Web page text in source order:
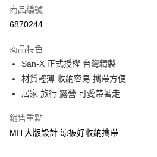
超商取貨付款
Apple Pay
街口支付
Google Pay
商品編號
6870244
商品特色
San-X 正式授權 台灣精製
材質輕薄 收納容易 攜帶方便
居家 旅行 露營 可愛帶著走
銷售重點
MIT大版設計 涼被好收納攜帶